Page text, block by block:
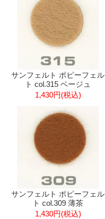
サンフェルト ポピーフェル
ト col.315 ベージュ
1,430円(税込)
サンフェルト ポピーフェル
ト col.309 薄茶
1,430円(税込)